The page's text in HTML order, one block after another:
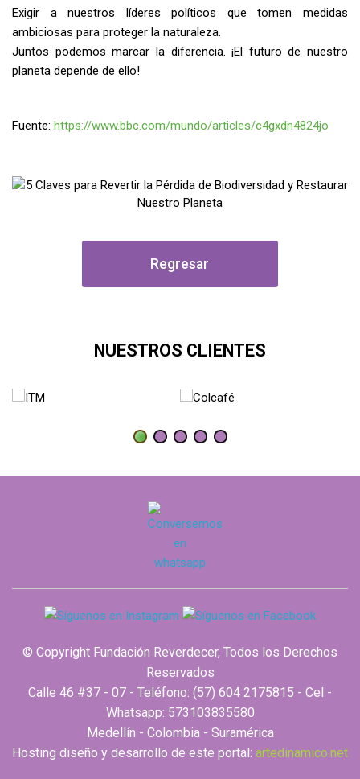
Exigir a nuestros líderes políticos que tomen medidas
ambiciosas para proteger la naturaleza.
Juntos podemos marcar la diferencia. ¡El futuro de nuestro
planeta depende de ello!
Fuente: https://www.bbc.com/mundo/articles/c4gxdn4824jo
Regresar
NUESTROS CLIENTES
© Copyright Fundación Reverdecer, Todos los Derechos
Reservados
Calle 46 #37 - 07 - Teléfono: (57) 604 2175815 - Cel -
Whatsapp: 573103835580
Medellín - Colombia - Suramérica
Hosting diseño y desarrollo de este portal: artedinamico.net